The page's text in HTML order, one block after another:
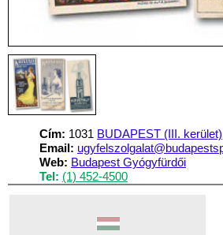
Cím: 1031 BUDAPEST (III. kerület)
Email:
Web: Budapest Gyógyfürdői
Tel: (1) 452-4500